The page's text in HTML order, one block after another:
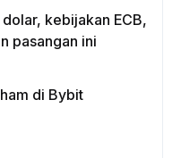
kebijakan ECB,
pasangan ini
di Bybit